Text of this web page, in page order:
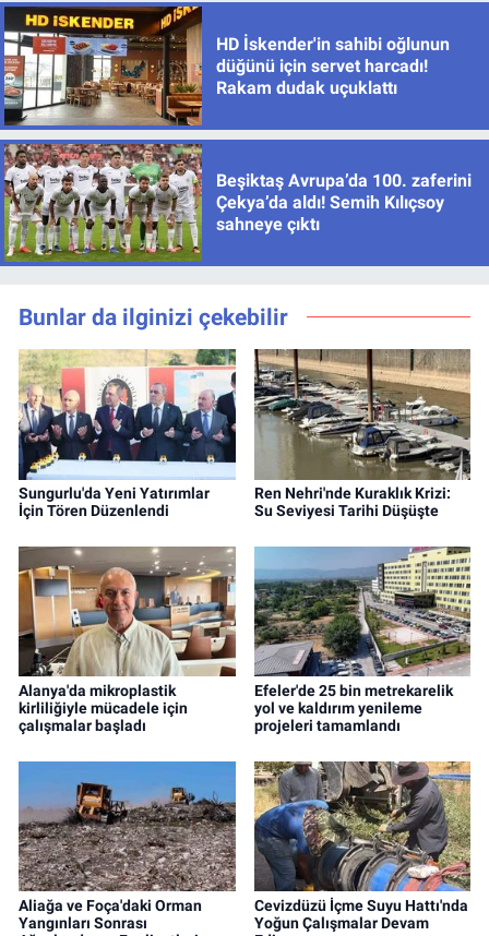
HD İskender'in sahibi oğlunun
düğünü için servet harcadı!
Rakam dudak uçuklattı
Beşiktaş Avrupa’da 100. zaferini
Çekya’da aldı! Semih Kılıçsoy
sahneye çıktı
Bunlar da ilginizi çekebilir
Sungurlu'da Yeni Yatırımlar
İçin Tören Düzenlendi
Ren Nehri'nde Kuraklık Krizi:
Su Seviyesi Tarihi Düşüşte
Alanya'da mikroplastik
kirliliğiyle mücadele için
çalışmalar başladı
Efeler'de 25 bin metrekarelik
yol ve kaldırım yenileme
projeleri tamamlandı
Aliağa ve Foça'daki Orman
Yangınları Sonrası
Cevizdüzü İçme Suyu Hattı'nda
Yoğun Çalışmalar Devam